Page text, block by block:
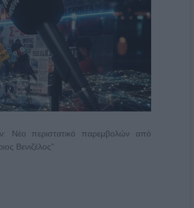
Νέο περιστατικό παρεμβολών από
Βενιζέλος”